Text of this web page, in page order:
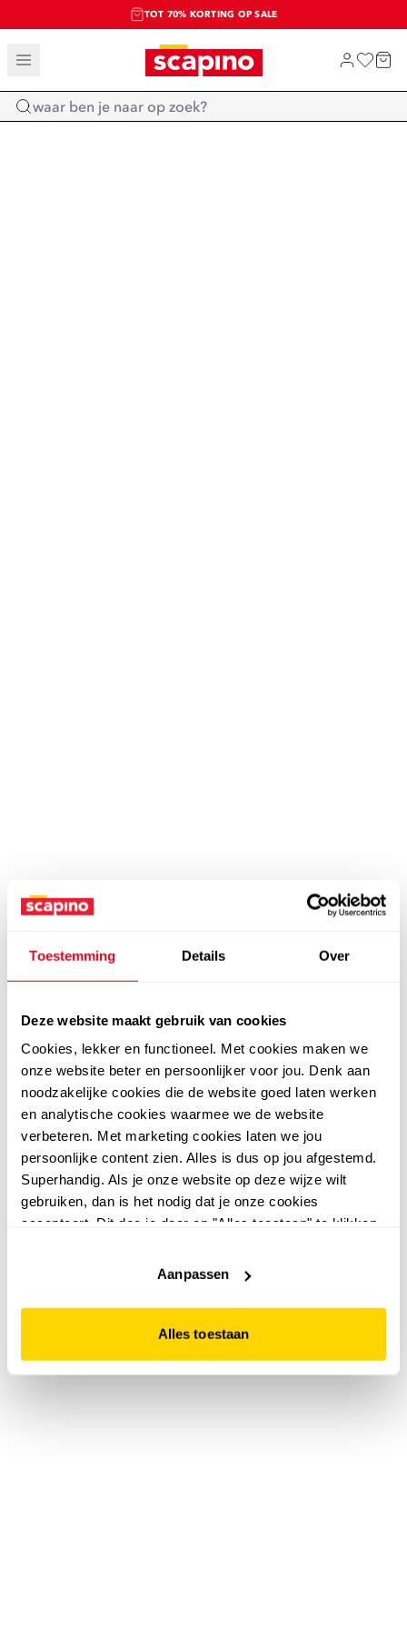
Toestemming Details Over
Deze website maakt gebruik van cookies
Cookies, lekker en functioneel. Met cookies maken we
onze website beter en persoonlijker voor jou. Denk aan
noodzakelijke cookies die de website goed laten werken
en analytische cookies waarmee we de website
verbeteren. Met marketing cookies laten we jou
persoonlijke content zien. Alles is dus op jou afgestemd.
Superhandig. Als je onze website op deze wijze wilt
gebruiken, dan is het nodig dat je onze cookies
accepteert. Dit doe je door op "Alles toestaan" te klikken.
website niet optimaal functioneert.
Aanpassen
Alles toestaan
TOT 70% KORTING OP SALE
SALE: LAATSTE KANS!
SHOP NIEUW
Home